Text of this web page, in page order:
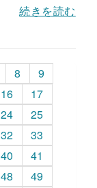
続きを読む
8
9
16
17
24
25
32
33
40
41
48
49